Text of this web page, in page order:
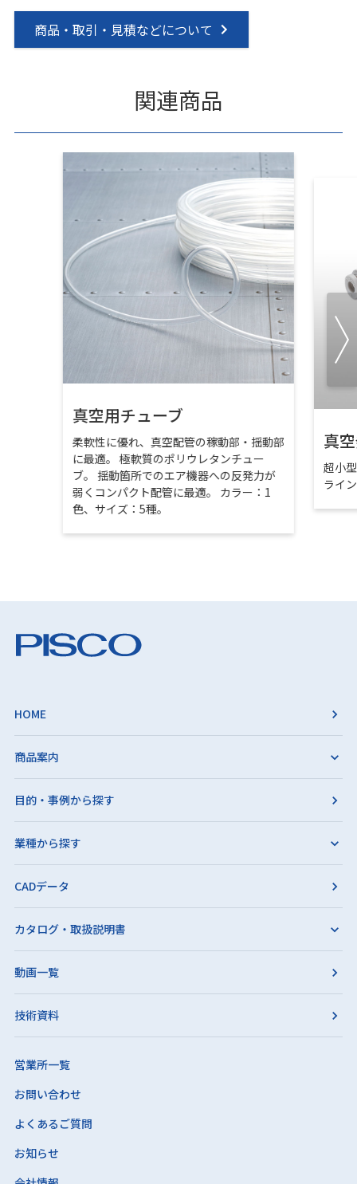
商品・取引・見積などについて
関連商品
真空用チューブ
柔軟性に優れ、真空配管の稼動部・揺動部
に最適。 極軟質のポリウレタンチュー
ブ。 揺動箇所でのエア機器への反発力が
弱くコンパクト配管に最適。 カラー：1
色、サイズ：5種。
真
超小
ライ
HOME
商品案内
目的・事例から探す
業種から探す
CADデータ
カタログ・取扱説明書
動画一覧
技術資料
営業所一覧
お問い合わせ
よくあるご質問
お知らせ